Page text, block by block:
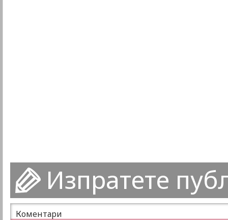
Изпратете
Коментари